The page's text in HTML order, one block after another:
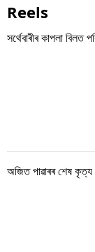
Reels
সৰ্থেবাৰীৰ কাপলা বিলত
অজিত পাৱাৰৰ শেষ